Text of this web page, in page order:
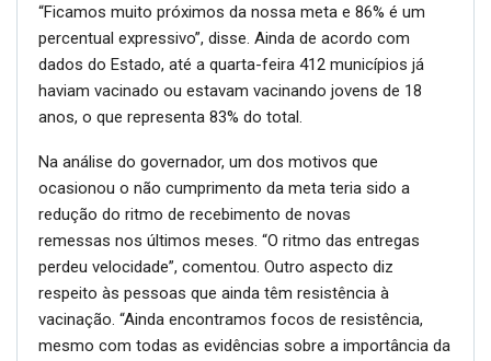
“Ficamos muito próximos da nossa meta e 86% é um
percentual expressivo”, disse. Ainda de acordo com
dados do Estado, até a quarta-feira 412 municípios já
haviam vacinado ou estavam vacinando jovens de 18
anos, o que representa 83% do total.
Na análise do governador, um dos motivos que
ocasionou o não cumprimento da meta teria sido a
redução do ritmo de recebimento de novas
remessas nos últimos meses. “O ritmo das entregas
perdeu velocidade”, comentou. Outro aspecto diz
respeito às pessoas que ainda têm resistência à
vacinação. “Ainda encontramos focos de resistência,
mesmo com todas as evidências sobre a importância da